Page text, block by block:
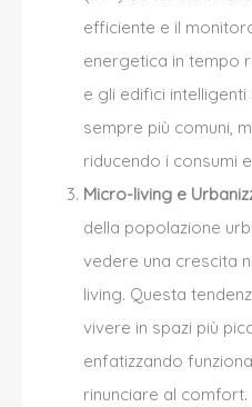
efficiente e il
energetica in tempo
e gli edifici
sempre più comuni,
riducendo i consumi
Micro-living e
della popolazione
vedere una crescita
living. Questa
vivere in spazi più
enfatizzando
rinunciare al comfort.